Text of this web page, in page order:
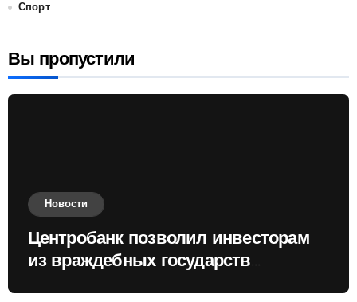
Спорт
Вы пропустили
Новости
Центробанк позволил инвесторам
из враждебных государств